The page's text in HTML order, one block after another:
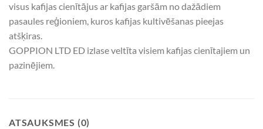
visus kafijas cienītājus ar kafijas garšām no dažādiem
pasaules reģioniem, kuros kafijas kultivēšanas pieejas
atšķiras.
GOPPION LTD ED izlase veltīta visiem kafijas cienītajiem un
pazinējiem.
ATSAUKSMES (0)